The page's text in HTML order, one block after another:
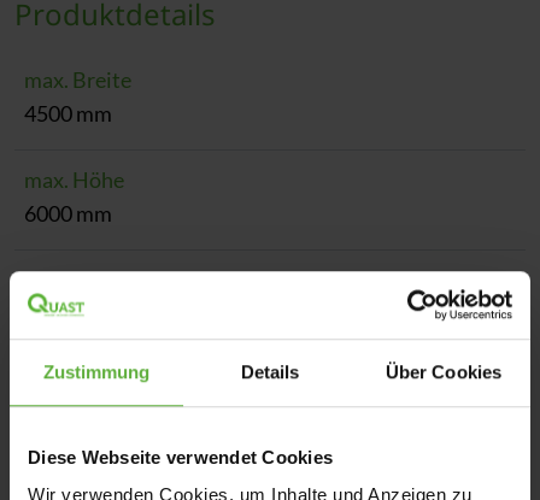
Zustimmung Details Über Cookies
Diese Webseite verwendet Cookies
Wir verwenden Cookies, um Inhalte und Anzeigen zu
Produktdetails
max. Breite
4500 mm
max. Höhe
6000 mm
max. Fläche
35 m²
Bedienung
Funkmotor, Kurbel, Motor